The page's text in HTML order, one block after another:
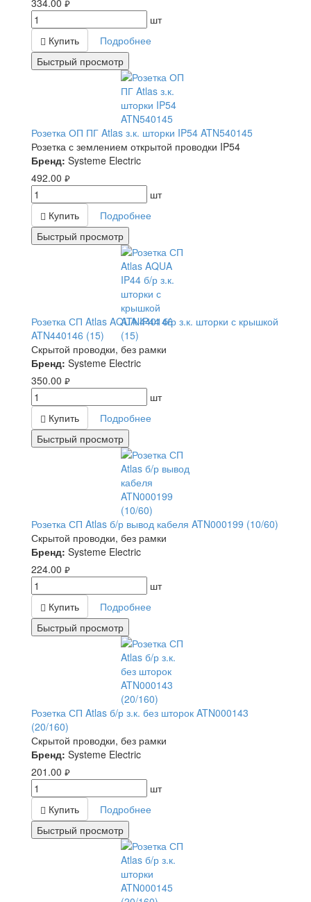
334.00 руб.
шт
Купить
Подробнее
Быстрый просмотр
Розетка ОП ПГ Atlas з.к. шторки IP54 ATN540145
Розетка с землением открытой проводки IP54
Бренд: Systeme Electric
492.00 руб.
шт
Купить
Подробнее
Быстрый просмотр
Розетка СП Atlas AQUA IP44 б/р з.к. шторки с крышкой
ATN440146 (15)
Скрытой проводки, без рамки
Бренд: Systeme Electric
350.00 руб.
шт
Купить
Подробнее
Быстрый просмотр
Розетка СП Atlas б/р вывод кабеля ATN000199 (10/60)
Скрытой проводки, без рамки
Бренд: Systeme Electric
224.00 руб.
шт
Купить
Подробнее
Быстрый просмотр
Розетка СП Atlas б/р з.к. без шторок ATN000143
(20/160)
Скрытой проводки, без рамки
Бренд: Systeme Electric
201.00 руб.
шт
Купить
Подробнее
Быстрый просмотр